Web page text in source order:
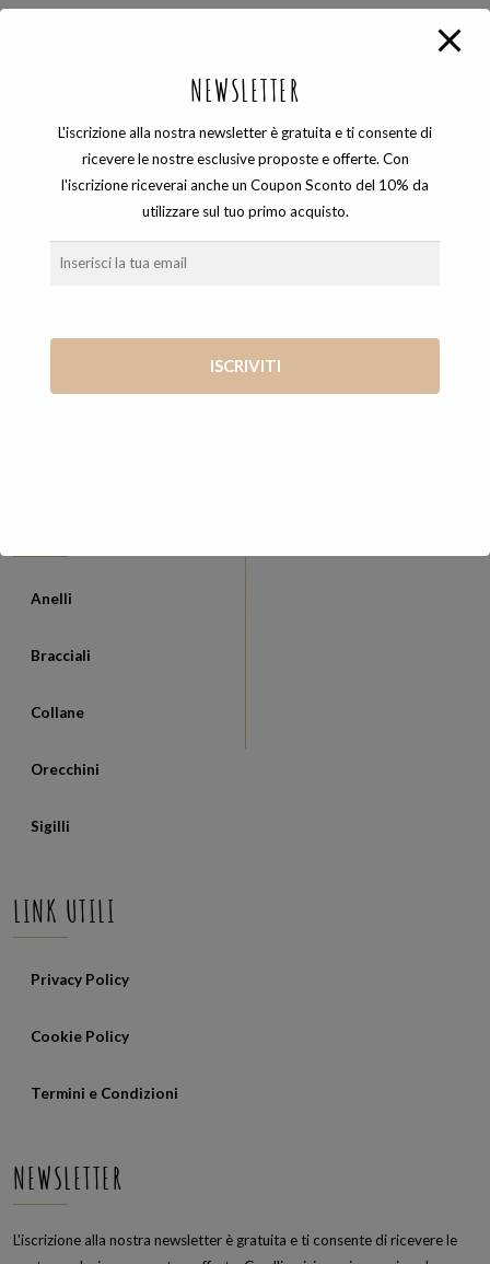
Visualizzazione del risultato
COSEVANE SHOP
Via Giosué Carducci, 65 56127 Pisa (PI)
Anelli
Bracciali
Collane
Orecchini
Sigilli
LINK UTILI
Privacy Policy
Cookie Policy
Termini e Condizioni
NEWSLETTER
L'iscrizione alla nostra newsletter è gratuita e ti consente di ricevere le
NEWSLETTER
L'iscrizione alla nostra newsletter è gratuita e ti consente di
ricevere le nostre esclusive proposte e offerte. Con
l'iscrizione riceverai anche un Coupon Sconto del 10% da
utilizzare sul tuo primo acquisto.